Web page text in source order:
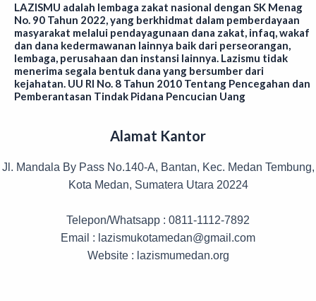
LAZISMU adalah lembaga zakat nasional dengan SK Menag
No. 90 Tahun 2022, yang berkhidmat dalam pemberdayaan
masyarakat melalui pendayagunaan dana zakat, infaq, wakaf
dan dana kedermawanan lainnya baik dari perseorangan,
lembaga, perusahaan dan instansi lainnya. Lazismu tidak
menerima segala bentuk dana yang bersumber dari
kejahatan. UU RI No. 8 Tahun 2010 Tentang Pencegahan dan
Pemberantasan Tindak Pidana Pencucian Uang
Alamat Kantor
Jl. Mandala By Pass No.140-A, Bantan, Kec. Medan Tembung,
Kota Medan, Sumatera Utara 20224
Telepon/Whatsapp : 0811-1112-7892
Email : lazismukotamedan@gmail.com
Website : lazismumedan.org